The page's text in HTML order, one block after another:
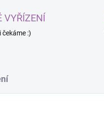
VYŘÍZENÍ
čekáme :)